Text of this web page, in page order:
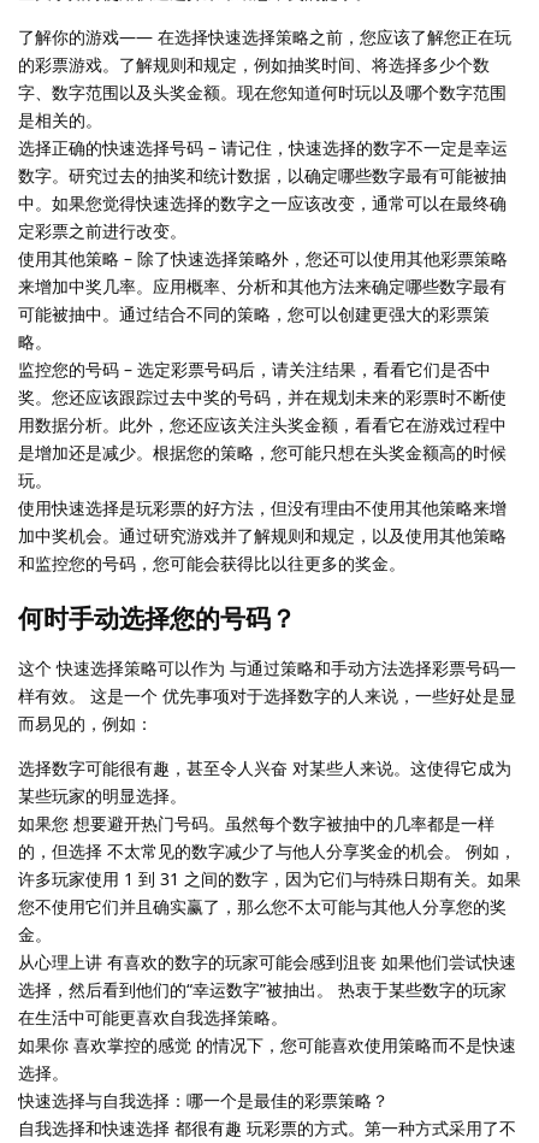
了解你的游戏—— 在选择快速选择策略之前，您应该了解您正在玩
的彩票游戏。了解规则和规定，例如抽奖时间、将选择多少个数
字、数字范围以及头奖金额。现在您知道何时玩以及哪个数字范围
是相关的。
选择正确的快速选择号码 – 请记住，快速选择的数字不一定是幸运
数字。研究过去的抽奖和统计数据，以确定哪些数字最有可能被抽
中。如果您觉得快速选择的数字之一应该改变，通常可以在最终确
定彩票之前进行改变。
使用其他策略 – 除了快速选择策略外，您还可以使用其他彩票策略
来增加中奖几率。应用概率、分析和其他方法来确定哪些数字最有
可能被抽中。通过结合不同的策略，您可以创建更强大的彩票策
略。
监控您的号码 – 选定彩票号码后，请关注结果，看看它们是否中
奖。您还应该跟踪过去中奖的号码，并在规划未来的彩票时不断使
用数据分析。此外，您还应该关注头奖金额，看看它在游戏过程中
是增加还是减少。根据您的策略，您可能只想在头奖金额高的时候
玩。
使用快速选择是玩彩票的好方法，但没有理由不使用其他策略来增
加中奖机会。通过研究游戏并了解规则和规定，以及使用其他策略
和监控您的号码，您可能会获得比以往更多的奖金。
何时手动选择您的号码？
这个 快速选择策略可以作为 与通过策略和手动方法选择彩票号码一
样有效。 这是一个 优先事项对于选择数字的人来说，一些好处是显
而易见的，例如：
选择数字可能很有趣，甚至令人兴奋 对某些人来说。这使得它成为
某些玩家的明显选择。
如果您 想要避开热门号码。虽然每个数字被抽中的几率都是一样
的，但选择 不太常见的数字减少了与他人分享奖金的机会。 例如，
许多玩家使用 1 到 31 之间的数字，因为它们与特殊日期有关。如果
您不使用它们并且确实赢了，那么您不太可能与其他人分享您的奖
金。
从心理上讲 有喜欢的数字的玩家可能会感到沮丧 如果他们尝试快速
选择，然后看到他们的“幸运数字”被抽出。 热衷于某些数字的玩家
在生活中可能更喜欢自我选择策略。
如果你 喜欢掌控的感觉 的情况下，您可能喜欢使用策略而不是快速
选择。
快速选择与自我选择：哪一个是最佳的彩票策略？
自我选择和快速选择 都很有趣 玩彩票的方式。第一种方式采用了不